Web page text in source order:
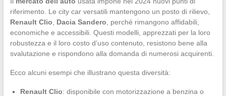
riferimento. Le city car versatili mantengono un posto di rilievo,
Renault Clio
Dacia Sandero , perché rimangono affidabili,
economiche e accessibili. Questi modelli, apprezzati per la loro
robustezza e il loro costo d’uso contenuto, resistono bene alla
svalutazione e rispondono alla domanda di numerosi acquirenti.
Ecco alcuni esempi che illustrano questa diversità:
Renault Clio: disponibile con motorizzazione a benzina o